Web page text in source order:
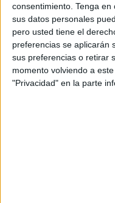
consentimiento. Tenga en
sus datos personales
pero usted tiene el
preferencias se aplicarán
sus preferencias o retirar
momento volviendo a
"Privacidad" en la parte